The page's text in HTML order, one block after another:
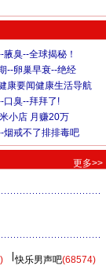
腋臭--全球揭秘！
--卵巢早衰--绝经
康要闻健康生活导航
口臭--拜拜了!
小店 月赚20万
烟戒不了排排毒吧
更多>>
快乐男声吧(68574)